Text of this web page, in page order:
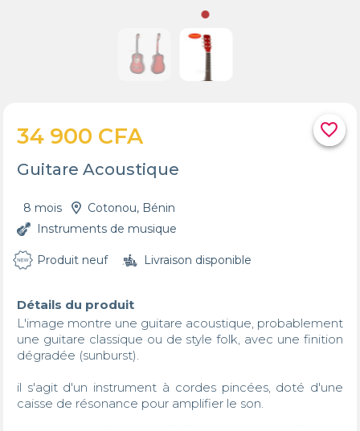
favorite_border
34 900 CFA
Guitare Acoustique
8 mois
Cotonou, Bénin
Instruments de musique
Produit neuf Livraison disponible
Détails du produit
L'image montre une guitare acoustique, probablement
une guitare classique ou de style folk, avec une finition
dégradée (sunburst).
il s'agit d'un instrument à cordes pincées, doté d'une
caisse de résonance pour amplifier le son.